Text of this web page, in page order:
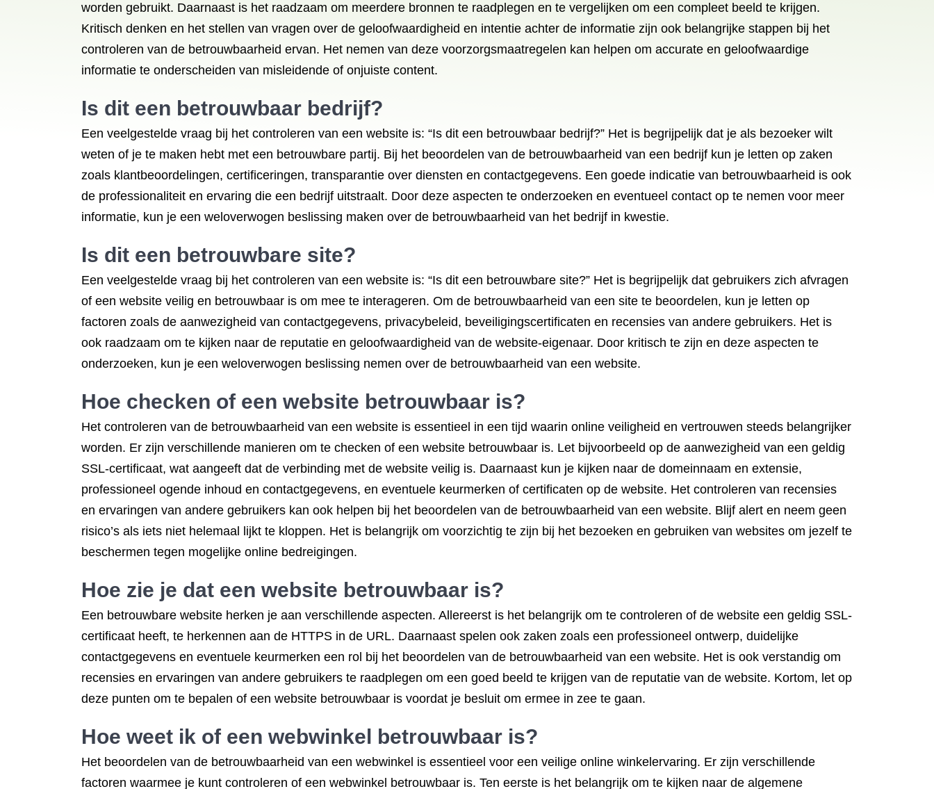
worden gebruikt. Daarnaast is het raadzaam om meerdere bronnen te raadplegen en te vergelijken om een compleet beeld te krijgen.
Kritisch denken en het stellen van vragen over de geloofwaardigheid en intentie achter de informatie zijn ook belangrijke stappen bij het
controleren van de betrouwbaarheid ervan. Het nemen van deze voorzorgsmaatregelen kan helpen om accurate en geloofwaardige
informatie te onderscheiden van misleidende of onjuiste content.
Is dit een betrouwbaar bedrijf?
Een veelgestelde vraag bij het controleren van een website is: “Is dit een betrouwbaar bedrijf?” Het is begrijpelijk dat je als bezoeker wilt
weten of je te maken hebt met een betrouwbare partij. Bij het beoordelen van de betrouwbaarheid van een bedrijf kun je letten op zaken
zoals klantbeoordelingen, certificeringen, transparantie over diensten en contactgegevens. Een goede indicatie van betrouwbaarheid is ook
de professionaliteit en ervaring die een bedrijf uitstraalt. Door deze aspecten te onderzoeken en eventueel contact op te nemen voor meer
informatie, kun je een weloverwogen beslissing maken over de betrouwbaarheid van het bedrijf in kwestie.
Is dit een betrouwbare site?
Een veelgestelde vraag bij het controleren van een website is: “Is dit een betrouwbare site?” Het is begrijpelijk dat gebruikers zich afvragen
of een website veilig en betrouwbaar is om mee te interageren. Om de betrouwbaarheid van een site te beoordelen, kun je letten op
factoren zoals de aanwezigheid van contactgegevens, privacybeleid, beveiligingscertificaten en recensies van andere gebruikers. Het is
ook raadzaam om te kijken naar de reputatie en geloofwaardigheid van de website-eigenaar. Door kritisch te zijn en deze aspecten te
onderzoeken, kun je een weloverwogen beslissing nemen over de betrouwbaarheid van een website.
Hoe checken of een website betrouwbaar is?
Het controleren van de betrouwbaarheid van een website is essentieel in een tijd waarin online veiligheid en vertrouwen steeds belangrijker
worden. Er zijn verschillende manieren om te checken of een website betrouwbaar is. Let bijvoorbeeld op de aanwezigheid van een geldig
SSL-certificaat, wat aangeeft dat de verbinding met de website veilig is. Daarnaast kun je kijken naar de domeinnaam en extensie,
professioneel ogende inhoud en contactgegevens, en eventuele keurmerken of certificaten op de website. Het controleren van recensies
en ervaringen van andere gebruikers kan ook helpen bij het beoordelen van de betrouwbaarheid van een website. Blijf alert en neem geen
risico’s als iets niet helemaal lijkt te kloppen. Het is belangrijk om voorzichtig te zijn bij het bezoeken en gebruiken van websites om jezelf te
beschermen tegen mogelijke online bedreigingen.
Hoe zie je dat een website betrouwbaar is?
Een betrouwbare website herken je aan verschillende aspecten. Allereerst is het belangrijk om te controleren of de website een geldig SSL-
certificaat heeft, te herkennen aan de HTTPS in de URL. Daarnaast spelen ook zaken zoals een professioneel ontwerp, duidelijke
contactgegevens en eventuele keurmerken een rol bij het beoordelen van de betrouwbaarheid van een website. Het is ook verstandig om
recensies en ervaringen van andere gebruikers te raadplegen om een goed beeld te krijgen van de reputatie van de website. Kortom, let op
deze punten om te bepalen of een website betrouwbaar is voordat je besluit om ermee in zee te gaan.
Hoe weet ik of een webwinkel betrouwbaar is?
Het beoordelen van de betrouwbaarheid van een webwinkel is essentieel voor een veilige online winkelervaring. Er zijn verschillende
factoren waarmee je kunt controleren of een webwinkel betrouwbaar is. Ten eerste is het belangrijk om te kijken naar de algemene